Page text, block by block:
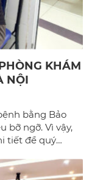
KHÁM
NỘI
bằng Bảo
bỡ ngỡ. Vì vậy,
tiết để quý
sĩ gia đình hà